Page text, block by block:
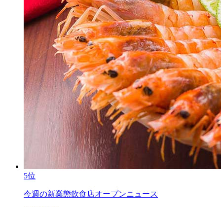
5位
今週の新業態飲食店オープンニュース